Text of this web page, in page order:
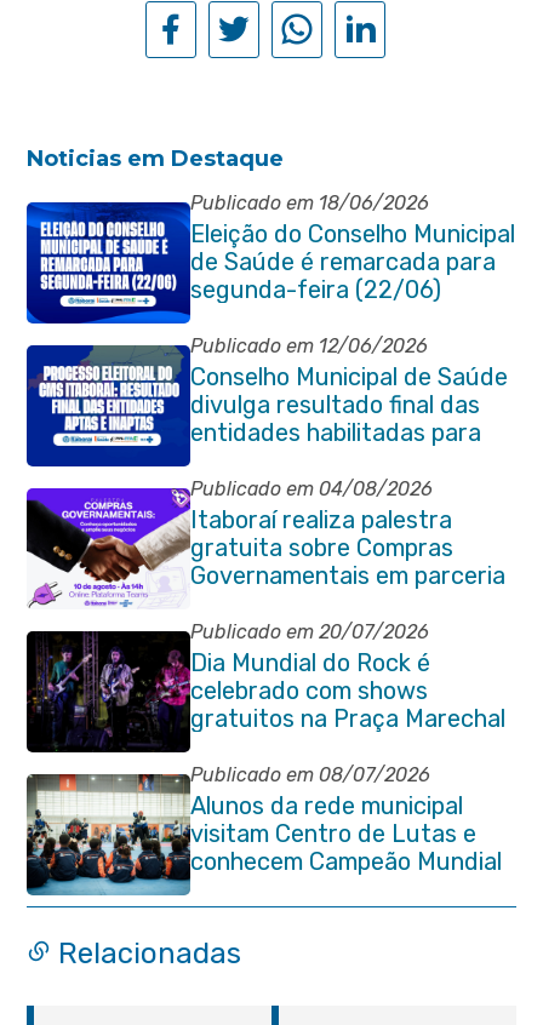
Noticias em Destaque
Publicado em 18/06/2026
Eleição do Conselho Municipal
de Saúde é remarcada para
segunda-feira (22/06)
Publicado em 12/06/2026
Conselho Municipal de Saúde
divulga resultado final das
entidades habilitadas para
eleição do quadriênio 2026-
2030
Publicado em 04/08/2026
Itaboraí realiza palestra
gratuita sobre Compras
Governamentais em parceria
Publicado em 20/07/2026
Dia Mundial do Rock é
celebrado com shows
gratuitos na Praça Marechal
Floriano Peixoto
Publicado em 08/07/2026
Alunos da rede municipal
visitam Centro de Lutas e
conhecem Campeão Mundial
de Taekwondo
Relacionadas